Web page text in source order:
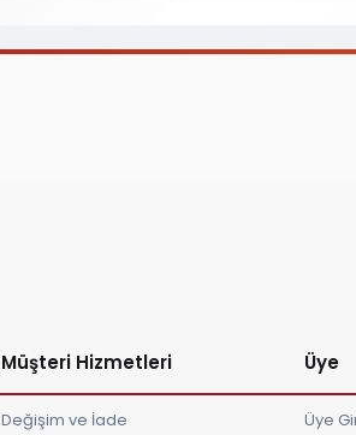
Müşteri Hizmetleri
Değişim ve İade
Üye
Üye